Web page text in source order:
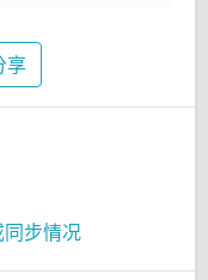
享
步情况